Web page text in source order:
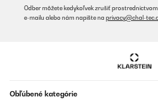
Utilisateur d'Amazon
Sehr gute Oualität
Odber môžete kedykoľvek zrušiť
e-mailu alebo nám napíšte na privacy@chal-
Obľúbené kategórie